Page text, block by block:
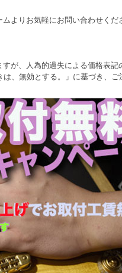
よりお気軽にお問い合わせくだ
が、人為的過失による価格表記
、無効とする。」に基づき、ご